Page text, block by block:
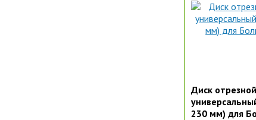
Диск
230 мм) для